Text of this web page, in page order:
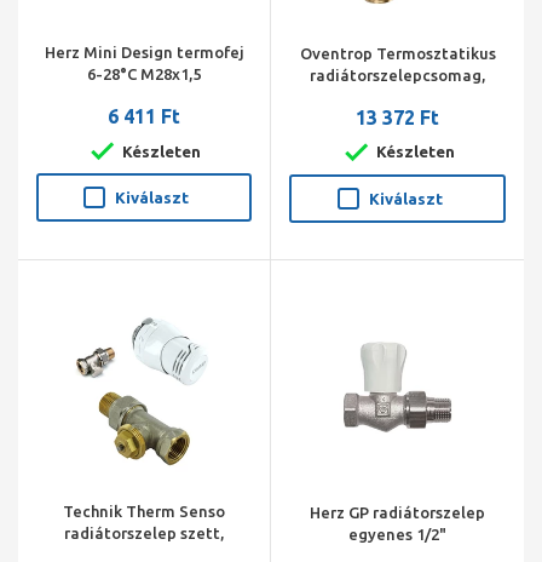
Herz Mini Design termofej
6-28°C M28x1,5
6 411 Ft
Készleten
Kiválaszt
Oventrop Termosztatikus
radiátorszelepcsomag,
(Vindo TH, A radiátorszelep,
Combi 2)
13 372 Ft
Készleten
Kiválaszt
Technik Therm Senso
radiátorszelep szett,
Herz GP radiátorszelep
egyenes 1/2"